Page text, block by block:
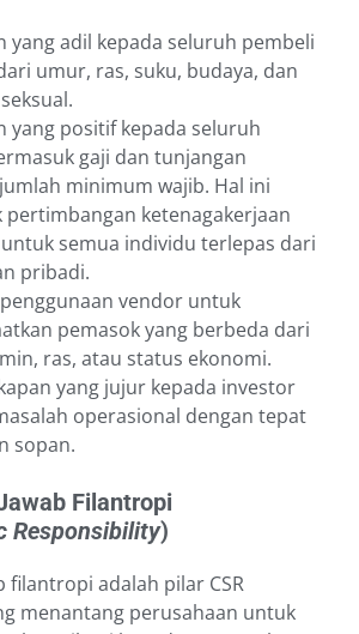
yang adil kepada seluruh pembeli
umur, ras, suku, budaya, dan
yang positif kepada seluruh
gaji dan tunjangan
minimum wajib. Hal ini
pertimbangan ketenagakerjaan
semua individu terlepas dari
pribadi.
vendor untuk
pemasok yang berbeda dari
ras, atau status ekonomi.
yang jujur kepada investor
operasional dengan tepat
sopan.
Filantropi
Responsibility)
filantropi adalah pilar CSR
menantang perusahaan untuk